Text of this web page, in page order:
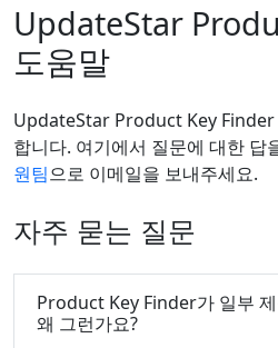
UpdateStar
도움말
UpdateStar Product Key Finder
합니다. 여기에서 질문에 대한 답
원팀으로 이메일을 보내주세요.
자주 묻는 질문
Product Key Finder가 일부
왜 그런가요?